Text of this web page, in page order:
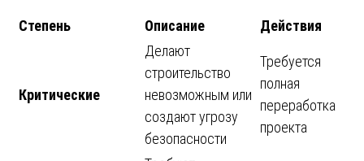
Степень Описание Действия
Критические
Делают
строительство
невозможным или
создают угрозу
безопасности
Требуется
полная
переработка
проекта